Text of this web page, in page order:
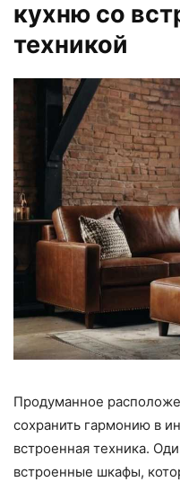
кухню со
техникой
Продуманное
сохранить гармонию в
встроенная техника.
встроенные шкафы,